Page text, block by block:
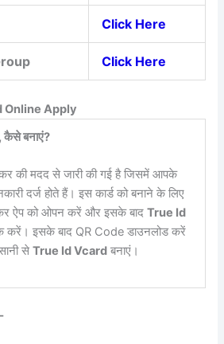
Click Here
Click Here
Online Apply
कैसे बनाएं?
की मदद से जारी की गई है जिसमें आपके
दर्ज होते हैं। इस कार्ड को बनाने के लिए
ऐप को ओपन करें और इसके बादTrue Id
करें। इसके बाद QR Code डाउनलोड करें
सेTrue Id Vcard बनाएं।